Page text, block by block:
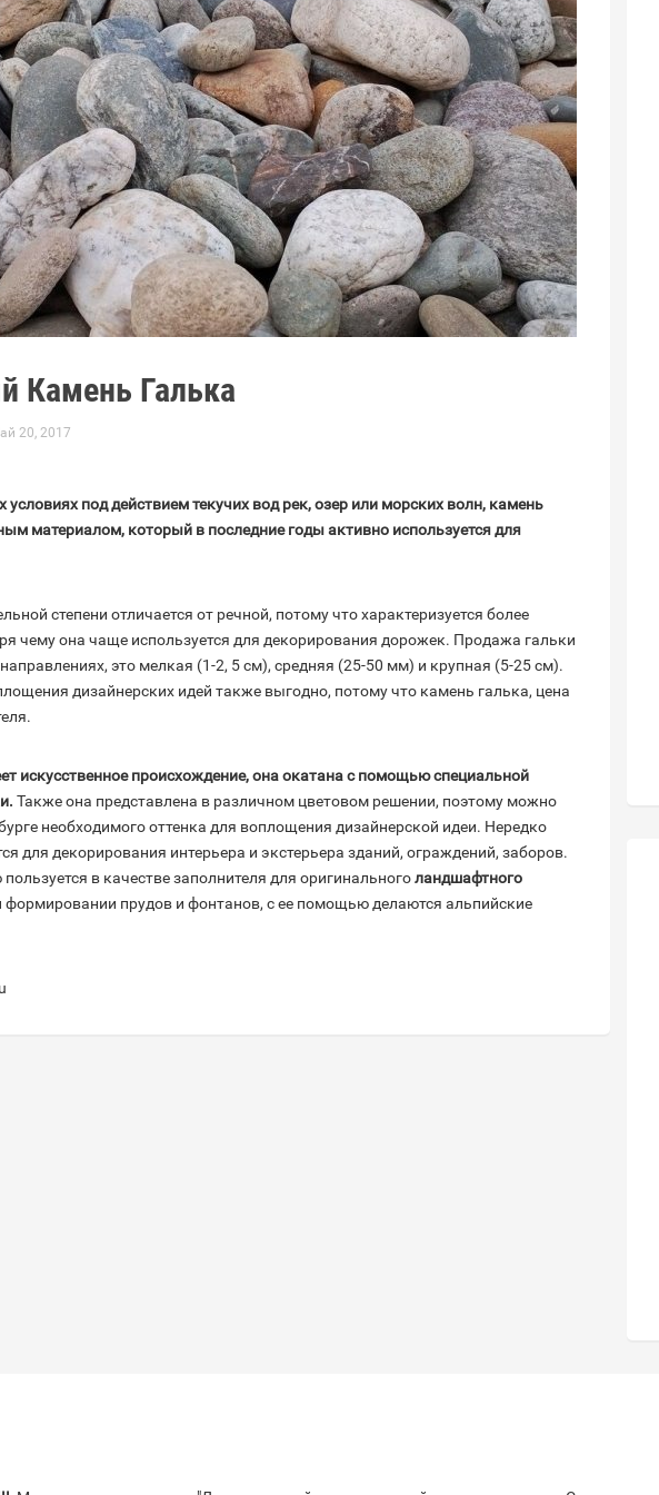
Камень Галька
20, 2017
условиях под действием текучих вод рек, озер или морских волн, камень
материалом, который в последние годы активно используется для
степени отличается от речной, потому что характеризуется более
чему она чаще используется для декорирования дорожек. Продажа гальки
это мелкая (1-2, 5 см), средняя (25-50 мм) и крупная (5-25 см).
дизайнерских идей также выгодно, потому что камень галька, цена
искусственное происхождение, она окатана с помощью специальной
Также она представлена в различном цветовом решении, поэтому можно
необходимого оттенка для воплощения дизайнерской идеи. Нередко
для декорирования интерьера и экстерьера зданий, ограждений, заборов.
в качестве заполнителя для оригинальноголандшафтного
формировании прудов и фонтанов, с ее помощью делаются альпийские